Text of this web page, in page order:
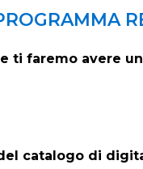
e ti faremo avere
catalogo di